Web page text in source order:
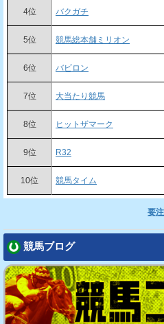
4位 バクガチ
5位 競馬総本舗ミリオン
6位 バビロン
7位 大当たり競馬
8位 ヒットザマーク
9位 R32
10位 競馬タイム
要
競馬ブログ